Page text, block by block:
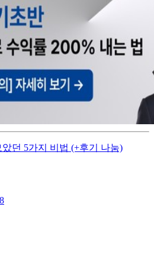
던 5가지 비법 (+후기 나눔)